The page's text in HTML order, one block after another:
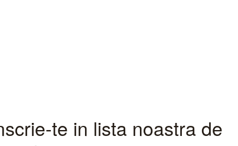
pretul actiunilor si
este rezultatul unei combinatii de
stirile si asteptarile de viitor pe care